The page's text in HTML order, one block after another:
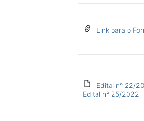
Link para o
Edital n° 22/
Edital n° 25/2022